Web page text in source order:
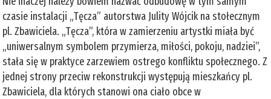
czasie instalacji „Tęcza” autorstwa Julity Wójcik na stołecznym
pl. Zbawiciela. „Tęcza”, która w zamierzeniu artystki miała być
„uniwersalnym symbolem przymierza, miłości, pokoju, nadziei”,
stała się w praktyce zarzewiem ostrego konfliktu społecznego. Z
jednej strony przeciw rekonstrukcji występują mieszkańcy pl.
Zbawiciela, dla których stanowi ona ciało obce w